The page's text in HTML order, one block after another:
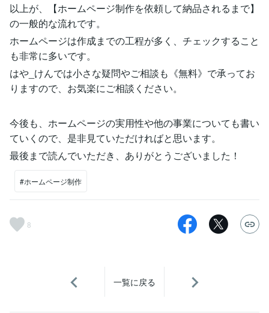
以上が、【ホームページ制作を依頼して納品されるまで】
の一般的な流れです。
ホームページは作成までの工程が多く、チェックすること
も非常に多いです。
はや_けんでは小さな疑問やご相談も《無料》で承ってお
りますので、お気楽にご相談ください。
今後も、ホームページの実用性や他の事業についても書い
ていくので、是非見ていただければと思います。
最後まで読んでいただき、ありがとうございました！
#ホームページ制作
8
一覧に戻る